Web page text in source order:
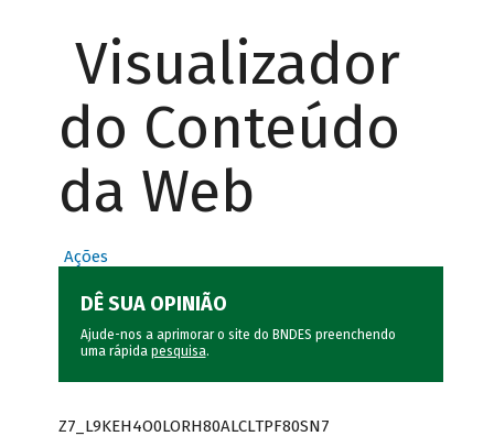
Visualizador
do Conteúdo
da Web
Ações
DÊ SUA OPINIÃO
Ajude-nos a aprimorar o site do BNDES preenchendo
uma rápida pesquisa.
Z7_L9KEH4O0LORH80ALCLTPF80SN7